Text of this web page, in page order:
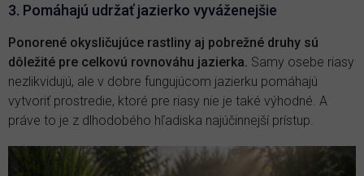
3. Pomáhajú udržať jazierko vyváženejšie
Ponorené okysličujúce rastliny aj pobrežné druhy sú
dôležité pre celkovú rovnováhu jazierka. Samy osebe riasy
nezlikvidujú, ale v dobre fungujúcom jazierku pomáhajú
vytvoriť prostredie, ktoré pre riasy nie je také výhodné. A
práve to je z dlhodobého hľadiska najúčinnejší prístup.